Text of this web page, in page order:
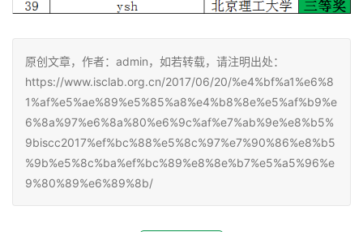
原创文章，作者：admin，如若转载，请注明出处：
https://www.isclab.org.cn/2017/06/20/%e4%bf%a1%e6%8
1%af%e5%ae%89%e5%85%a8%e4%b8%8e%e5%af%b9%e
6%8a%97%e6%8a%80%e6%9c%af%e7%ab%9e%e8%b5%
9biscc2017%ef%bc%88%e5%8c%97%e7%90%86%e8%b5
%9b%e5%8c%ba%ef%bc%89%e8%8e%b7%e5%a5%96%e
9%80%89%e6%89%8b/